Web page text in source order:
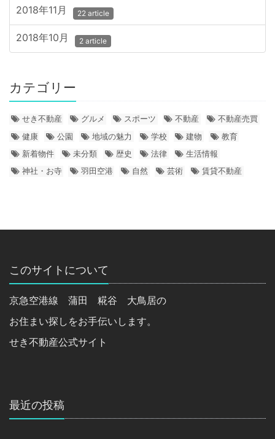
2018年11月 22 article
2018年10月 2 article
カテゴリー
せき不動産 グルメ スポーツ 不動産
不動産売買
健康
公園 地域の魅力 学校 建物
教育
新着物件
未分類 歴史 法律
生活情報
神社・お寺
羽田空港 自然 芸術 賃貸不動産
このサイトについて
京急空港線 蒲田 糀谷 大鳥居の
お住まい探しをお手伝いします。
せき不動産公式サイト
最近の投稿